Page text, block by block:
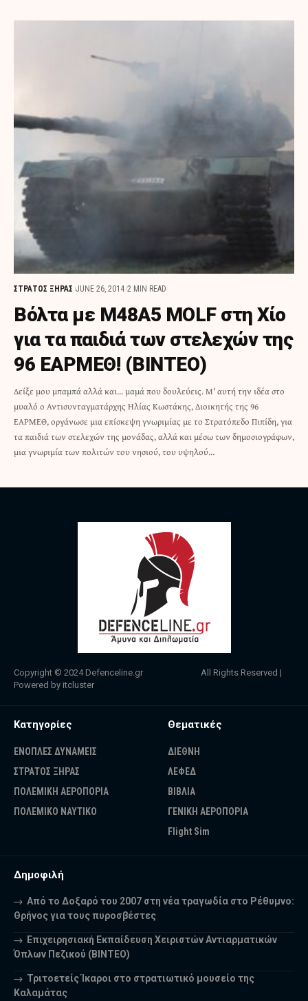
ΣΤΡΑΤΟΣ ΞΗΡΑΣ JUNE 26, 2014 2 MIN READ
Βόλτα με Μ48Α5 ΜOLF στη Χίο
για τα παιδιά των στελεχών της
96 ΕΑΡΜΕΘ! (ΒΙΝΤΕΟ)
Δείξε μου μπαμπά αλλά και... μαμά που δουλεύεις. Μ' αυτή την ιδέα στο
μυαλό ο Αντισυνταγματάρχης Ηλίας Κωστάκης, Διοικητής της 96
ΕΑΡΜΕΘ, οργάνωσε μια επίσκεψη γνωριμίας με το Στρατόπεδο Πιπίδη, για
τα παιδιά των στελεχών της μονάδας, αλλά και μέσω των δημοσιογράφων,
μια γνωριμία των πολιτών του νησιού, του υψηλού…
Copyright © 2024 Defenceline.gr All Rights Reserved |
Powered by itcluster
Κατηγορίες
ΕΝΟΠΛΕΣ ΔΥΝΑΜΕΙΣ
ΣΤΡΑΤΟΣ ΞΗΡΑΣ
ΠΟΛΕΜΙΚΗ ΑΕΡΟΠΟΡΙΑ
ΠΟΛΕΜΙΚΟ ΝΑΥΤΙΚΟ
Θεματικές
ΔΙΕΘΝΗ
ΛΕΦΕΔ
ΒΙΒΛΙΑ
ΓΕΝΙΚΗ ΑΕΡΟΠΟΡΙΑ
Flight Sim
Δημοφιλή
Από το Δοξαρό του 2007 στη νέα τραγωδία στο Ρέθυμνο:
Θρήνος για τους πυροσβέστες
Επιχειρησιακή Εκπαίδευση Χειριστών Αντιαρματικών
Όπλων Πεζικού (ΒΙΝΤΕΟ)
Τριτοετείς Ίκαροι στο στρατιωτικό μουσείο της
Καλαμάτας